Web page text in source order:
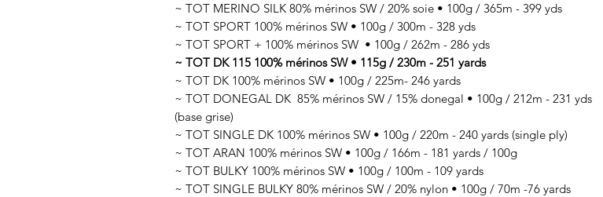
~ TOT MERINO SILK 80% mérinos SW / 20% soie • 100g / 365m - 399 yds
~ TOT SPORT 100% mérinos SW • 100g / 300m - 328 yds
~ TOT SPORT + 100% mérinos SW • 100g / 262m - 286 yds
~ TOT DK 115 100% mérinos SW • 115g / 230m - 251 yards
~ TOT DK 100% mérinos SW • 100g / 225m- 246 yards
~ TOT DONEGAL DK 85% mérinos SW / 15% donegal • 100g / 212m - 231 yds
(base grise)
~ TOT SINGLE DK 100% mérinos SW • 100g / 220m - 240 yards (single ply)
~ TOT ARAN 100% mérinos SW • 100g / 166m - 181 yards / 100g
~ TOT BULKY 100% mérinos SW • 100g / 100m - 109 yards
~ TOT SINGLE BULKY 80% mérinos SW / 20% nylon • 100g / 70m -76 yards